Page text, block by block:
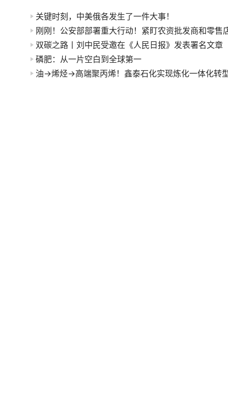
关键时刻，中美俄各发生了一件大事！
刚刚！公安部部署重大行动！紧盯农资批发商和零售
双碳之路丨刘中民受邀在《人民日报》发表署名文章
磷肥：从一片空白到全球第一
油→烯烃→高端聚丙烯！鑫泰石化实现炼化一体化转